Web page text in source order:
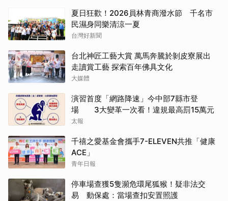
夏日狂歡！2026員林青商潑水節 千名市
民濕身同樂清涼一夏
台灣好新聞
台北神匠工藝大賞 萬馬奔騰於剝皮寮展出
走讀賞工藝 探索百年佛具文化
大媒體
演習首度「網路降速」今中部7縣市登
場 3大變革一次看！違規最高罰15萬元
太報
千禧之愛基金會攜手7-ELEVEN共推「健康
ACE」
青年日報
停車場查獲5隻瀕危環尾狐猴！疑非法交
易 動保處：當場查扣安置照護